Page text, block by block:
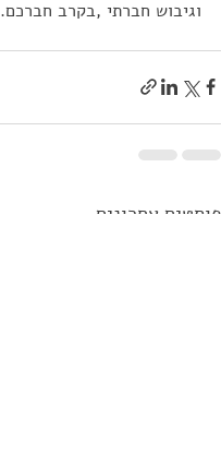
וגיבוש חברתי ,בקרב חברכם.
פוסטים אחרונים